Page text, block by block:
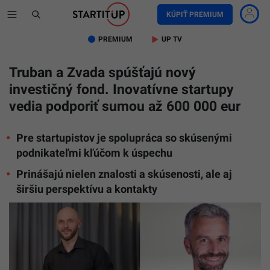
KÚPIŤ PREMIUM
PREMIUM UP TV
Truban a Zvada spúšťajú nový
investičný fond. Inovatívne startupy
vedia podporiť sumou až 600 000 eur
Pre startupistov je spolupráca so skúsenými
podnikateľmi kľúčom k úspechu
Prinášajú nielen znalosti a skúsenosti, ale aj
širšiu perspektívu a kontakty